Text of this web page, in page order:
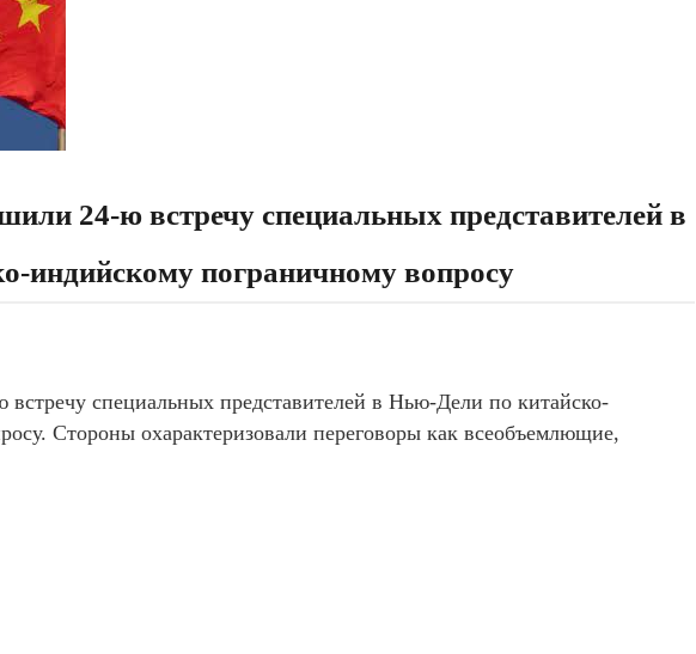
24-ю встречу специальных представителей в
индийскому пограничному вопросу
специальных представителей в Нью-Дели по китайско-
Cтороны охарактеризовали переговоры как всеобъемлющие,